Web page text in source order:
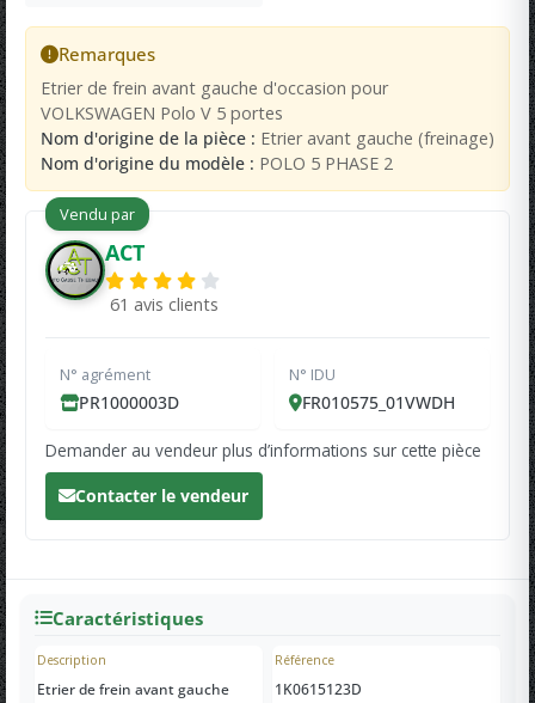
Remarques
Etrier de frein avant gauche d'occasion pour
VOLKSWAGEN Polo V 5 portes
Nom d'origine de la pièce : Etrier avant gauche (freinage)
Nom d'origine du modèle : POLO 5 PHASE 2
Vendu par
ACT
61 avis clients
N° agrément
PR1000003D
N° IDU
FR010575_01VWDH
Demander au vendeur plus d’informations sur cette pièce
Contacter le vendeur
Caractéristiques
Description
Etrier de frein avant gauche
Référence
1K0615123D